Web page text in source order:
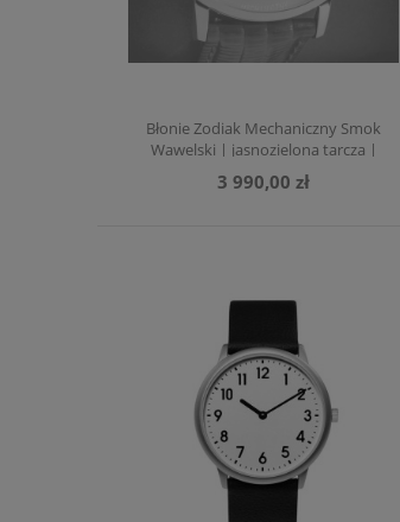
Błonie Zodiak Mechaniczny Smok
Wawelski | jasnozielona tarcza |
ciemnozielony pasek
3 990,00 zł